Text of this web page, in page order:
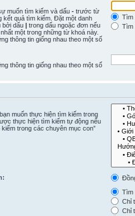
muốn tìm kiếm và dấu - trước từ
kết quả tìm kiếm. Đặt một danh
bởi dấu | trong dấu ngoặc đơn nếu
một trong những từ khoá này.
thông tin giống nhau theo một số
Tìm
Tìm
thông tin giống nhau theo một số
muốn thực hiện tìm kiếm trong
thực hiện tìm kiếm tự động nếu
trong các chuyên mục con”
Tìm
Chỉ
Chỉ